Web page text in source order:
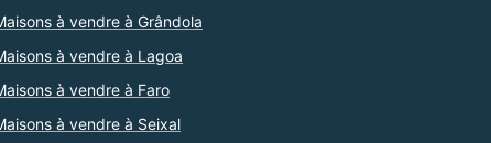
à vendre à Grândola
à vendre à Lagoa
à vendre à Faro
à vendre à Seixal